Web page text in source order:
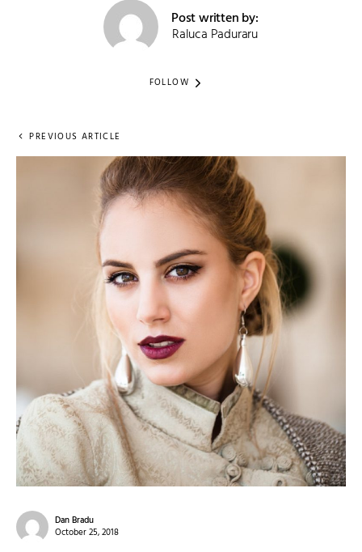
Post written by:
Raluca Paduraru
FOLLOW
PREVIOUS ARTICLE
Dan Bradu
October 25, 2018